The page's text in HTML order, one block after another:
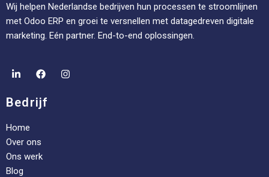
Wij helpen Nederlandse bedrijven hun processen te stroomlijnen
met Odoo ERP en groei te versnellen met datagedreven digitale
marketing. Eén partner. End-to-end oplossingen.
Bedrijf
Home
Over ons
Ons werk
Blog